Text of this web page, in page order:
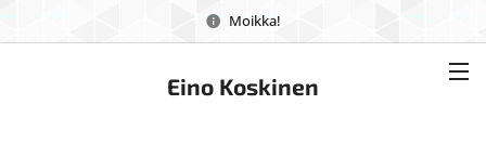
Moikka!
Eino Koskinen